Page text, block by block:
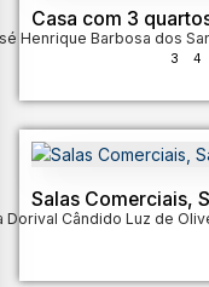
Casa com 3
Henrique Barbosa dos
3 4
Salas Comerciais,
Dorival Cândido Luz de